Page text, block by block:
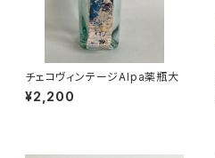
チェコヴィンテージAlpa薬瓶大
¥2,200